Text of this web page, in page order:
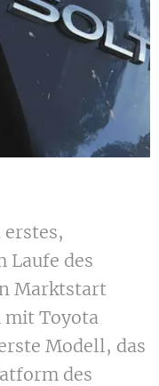
Laufe des
Marktstart
mit Toyota
Modell, das
des